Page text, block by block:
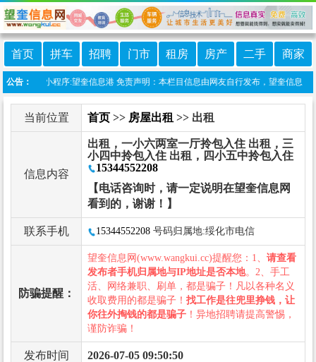
首页 拼车 招聘 门市 租房 房产 二手 商家
公告：
上线微信小程序:望奎信息港 免责声明：本栏目信息由网友自行发布，望奎信息网
当前位置 首页 >> 房屋出租 >> 出租
信息内容
出租，一小六两室一厅拎包入住 出租，三
小四中拎包入住 出租，四小五中拎包入住
15344552208
【电话咨询时，请一定说明在望奎信息网
看到的，谢谢！】
联系手机 15344552208 号码归属地:绥化市电信
防骗提醒：
望奎信息网(www.wangkui.cc)提醒您：1、 请查看
发布者手机归属地与IP地址是否本地。2、手工
活、网络兼职、刷单，都是骗子！凡以各种名义
收取费用的都是骗子！ 找工作是往兜里挣钱，让
你往外掏钱的都是骗子 ！异地招聘请提高警惕，
谨防诈骗！
发布时间 2026-07-05 09:50:50